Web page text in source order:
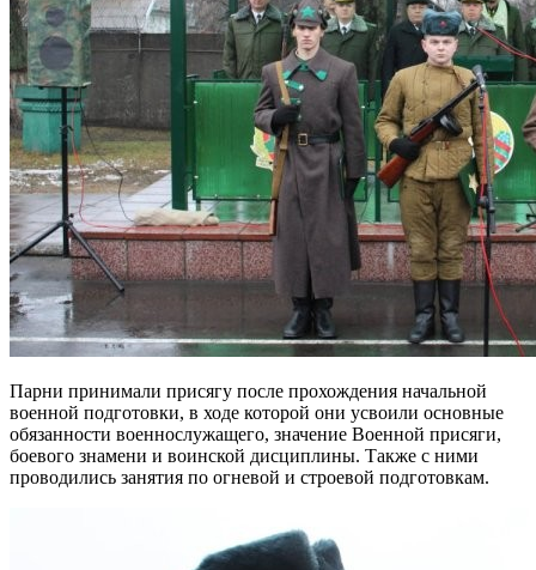
Парни принимали присягу после прохождения начальной
военной подготовки, в ходе которой они усвоили основные
обязанности военнослужащего, значение Военной присяги,
боевого знамени и воинской дисциплины. Также с ними
проводились занятия по огневой и строевой подготовкам.